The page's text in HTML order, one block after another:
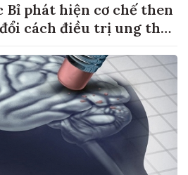
Bỉ phát hiện cơ chế then
cách điều trị ung thư